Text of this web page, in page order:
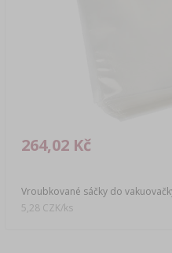
Vroubkované sáčky do
264,02 Kč
5,28 CZK/ks